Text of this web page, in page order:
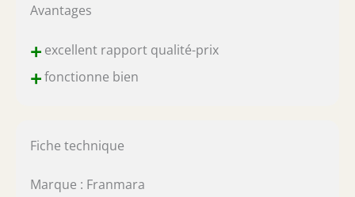
Avantages
+excellent rapport qualité-prix
+fonctionne bien
Fiche technique
Marque : Franmara